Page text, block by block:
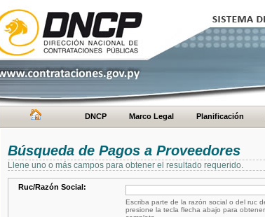
DNCP Marco Legal Planificación
Búsqueda de Pagos a Proveedores
Llene uno o más campos para obtener el resultado requerido.
Ruc/Razón Social:
Escriba parte de la razón social o del ruc
presione la tecla flecha abajo para